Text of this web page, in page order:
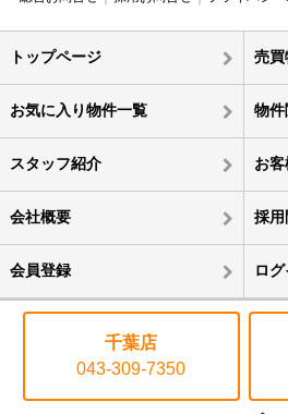
トップページ 売買
お気に入り物件一覧 物件
スタッフ紹介 お
会社概要 採用
会員登録 ロ
千葉店
043-309-7350